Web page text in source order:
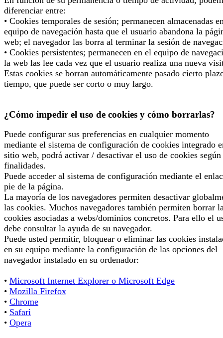
diferenciar entre:
• Cookies temporales de sesión; permanecen almacenadas
equipo de navegación hasta que el usuario abandona la
web; el navegador las borra al terminar la sesión de
• Cookies persistentes; permanecen en el equipo de
la web las lee cada vez que el usuario realiza una nueva
Estas cookies se borran automáticamente pasado cierto
tiempo, que puede ser corto o muy largo.
¿Cómo impedir el uso de cookies y cómo borrarlas?
Puede configurar sus preferencias en cualquier momento
mediante el sistema de configuración de cookies integrado
sitio web, podrá activar / desactivar el uso de cookies según
finalidades.
Puede acceder al sistema de configuración mediante el
pie de la página.
La mayoría de los navegadores permiten desactivar
las cookies. Muchos navegadores también permiten borrar
cookies asociadas a webs/dominios concretos. Para ello el
debe consultar la ayuda de su navegador.
Puede usted permitir, bloquear o eliminar las cookies
en su equipo mediante la configuración de las opciones del
navegador instalado en su ordenador:
• Microsoft Internet Explorer o Microsoft Edge
• Mozilla Firefox
• Chrome
• Safari
• Opera